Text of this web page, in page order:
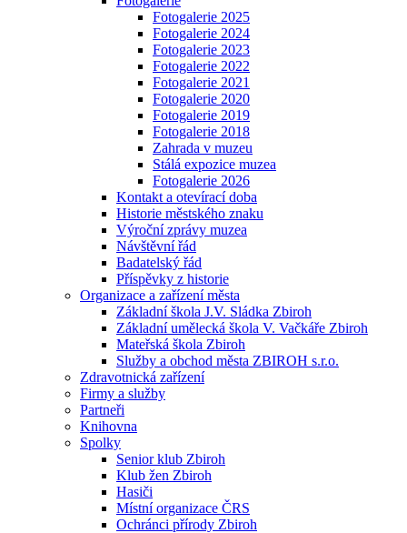
Fotogalerie 2025
Fotogalerie 2024
Fotogalerie 2023
Fotogalerie 2022
Fotogalerie 2021
Fotogalerie 2020
Fotogalerie 2019
Fotogalerie 2018
Zahrada v muzeu
Stálá expozice muzea
Fotogalerie 2026
Kontakt a otevírací doba
Historie městského znaku
Výroční zprávy muzea
Návštěvní řád
Badatelský řád
Příspěvky z historie
Organizace a zařízení města
Základní škola J.V. Sládka Zbiroh
Základní umělecká škola V. Vačkáře Zbiroh
Mateřská škola Zbiroh
Služby a obchod města ZBIROH s.r.o.
Zdravotnická zařízení
Firmy a služby
Partneři
Knihovna
Spolky
Senior klub Zbiroh
Klub žen Zbiroh
Hasiči
Místní organizace ČRS
Ochránci přírody Zbiroh